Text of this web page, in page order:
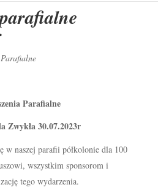
Parafialne
Parafialne
Zwykła 30.07.2023r
w naszej parafii półkolonie dla 100
wszystkim sponsorom i
tego wydarzenia.